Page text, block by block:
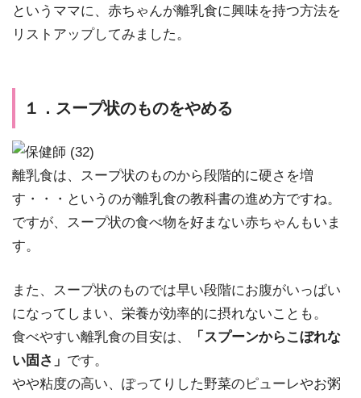
というママに、赤ちゃんが離乳食に興味を持つ方法を
リストアップしてみました。
１．スープ状のものをやめる
離乳食は、スープ状のものから段階的に硬さを増
す・・・というのが離乳食の教科書の進め方ですね。
ですが、スープ状の食べ物を好まない赤ちゃんもいま
す。
また、スープ状のものでは早い段階にお腹がいっぱい
になってしまい、栄養が効率的に摂れないことも。
食べやすい離乳食の目安は、
「スプーンからこぼれな
い固さ」 です。
やや粘度の高い、ぽってりした野菜のピューレやお粥